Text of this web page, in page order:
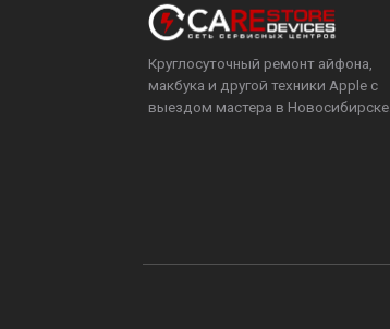
Круглосуточный ремонт айфона,
макбука и другой техники Apple с
выездом мастера в Новосибирске.